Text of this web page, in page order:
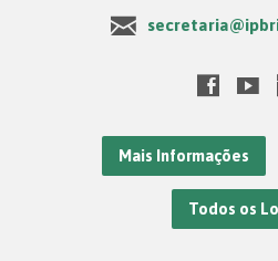
Mais Informações
Todos os